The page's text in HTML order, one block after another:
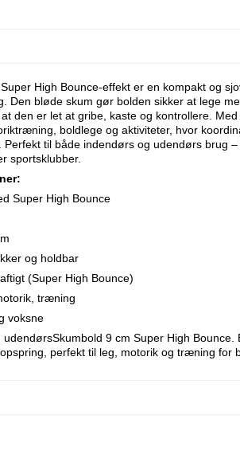
High Bounce-effekt er en kompakt og
Den bløde skum gør bolden sikker at lege
den er let at gribe, kaste og kontrollere.
boldlege og aktiviteter, hvor
Perfekt til både indendørs og udendørs brug –
sportsklubber.
Super High Bounce
og holdbar
(Super High Bounce)
træning
voksne
9 cm Super High Bounce.
perfekt til leg, motorik og træning for